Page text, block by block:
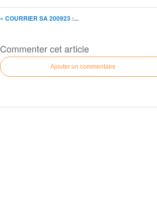
« COURRIER SA 200923 :...
Commenter cet article
Ajouter un commentaire